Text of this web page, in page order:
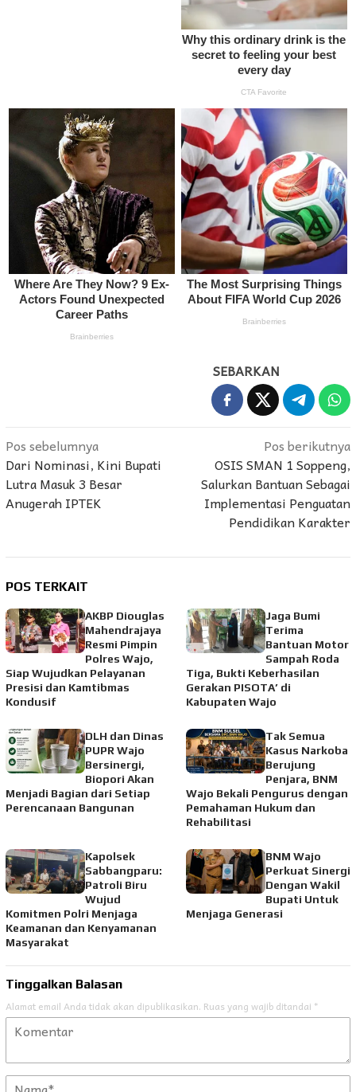
SEBARKAN
Navigasi
pos
Pos sebelumnya
Dari Nominasi, Kini Bupati
Lutra Masuk 3 Besar
Anugerah IPTEK
Pos berikutnya
OSIS SMAN 1 Soppeng,
Salurkan Bantuan Sebagai
Implementasi Penguatan
Pendidikan Karakter
POS TERKAIT
AKBP Diouglas
Mahendrajaya
Resmi Pimpin
Polres Wajo,
Siap Wujudkan Pelayanan
Presisi dan Kamtibmas
Kondusif
Jaga Bumi
Terima
Bantuan Motor
Sampah Roda
Tiga, Bukti Keberhasilan
Gerakan PISOTA’ di
Kabupaten Wajo
DLH dan Dinas
PUPR Wajo
Bersinergi,
Biopori Akan
Menjadi Bagian dari Setiap
Perencanaan Bangunan
Tak Semua
Kasus Narkoba
Berujung
Penjara, BNM
Wajo Bekali Pengurus dengan
Pemahaman Hukum dan
Rehabilitasi
Kapolsek
Sabbangparu:
Patroli Biru
Wujud
Komitmen Polri Menjaga
Keamanan dan Kenyamanan
Masyarakat
BNM Wajo
Perkuat Sinergi
Dengan Wakil
Bupati Untuk
Menjaga Generasi
Tinggalkan Balasan
Alamat email Anda tidak akan dipublikasikan. Ruas yang wajib ditandai *